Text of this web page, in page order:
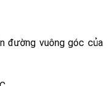
đường vuông góc của